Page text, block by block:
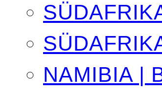
NAMIBIA |